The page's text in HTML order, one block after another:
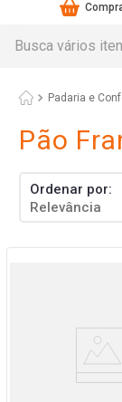
Padaria e
Pão
Ordenar por
Relevância